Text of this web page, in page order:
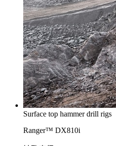
Surface top hammer drill rigs
Ranger™ DX810i